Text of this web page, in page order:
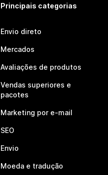
Principais categorias
Envio direto
Mercados
Avaliações de produtos
Vendas superiores e
pacotes
Marketing por e-mail
SEO
Envio
Moeda e tradução